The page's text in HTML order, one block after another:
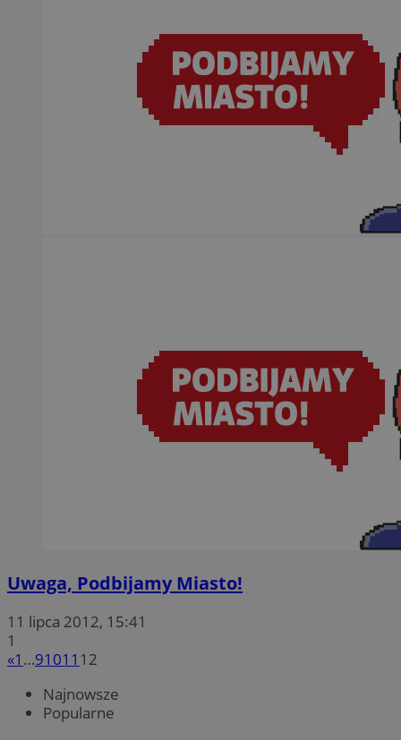
Uwaga, Podbijamy Miasto!
11 lipca 2012, 15:41
1
«1 …91011 12
Najnowsze
Popularne